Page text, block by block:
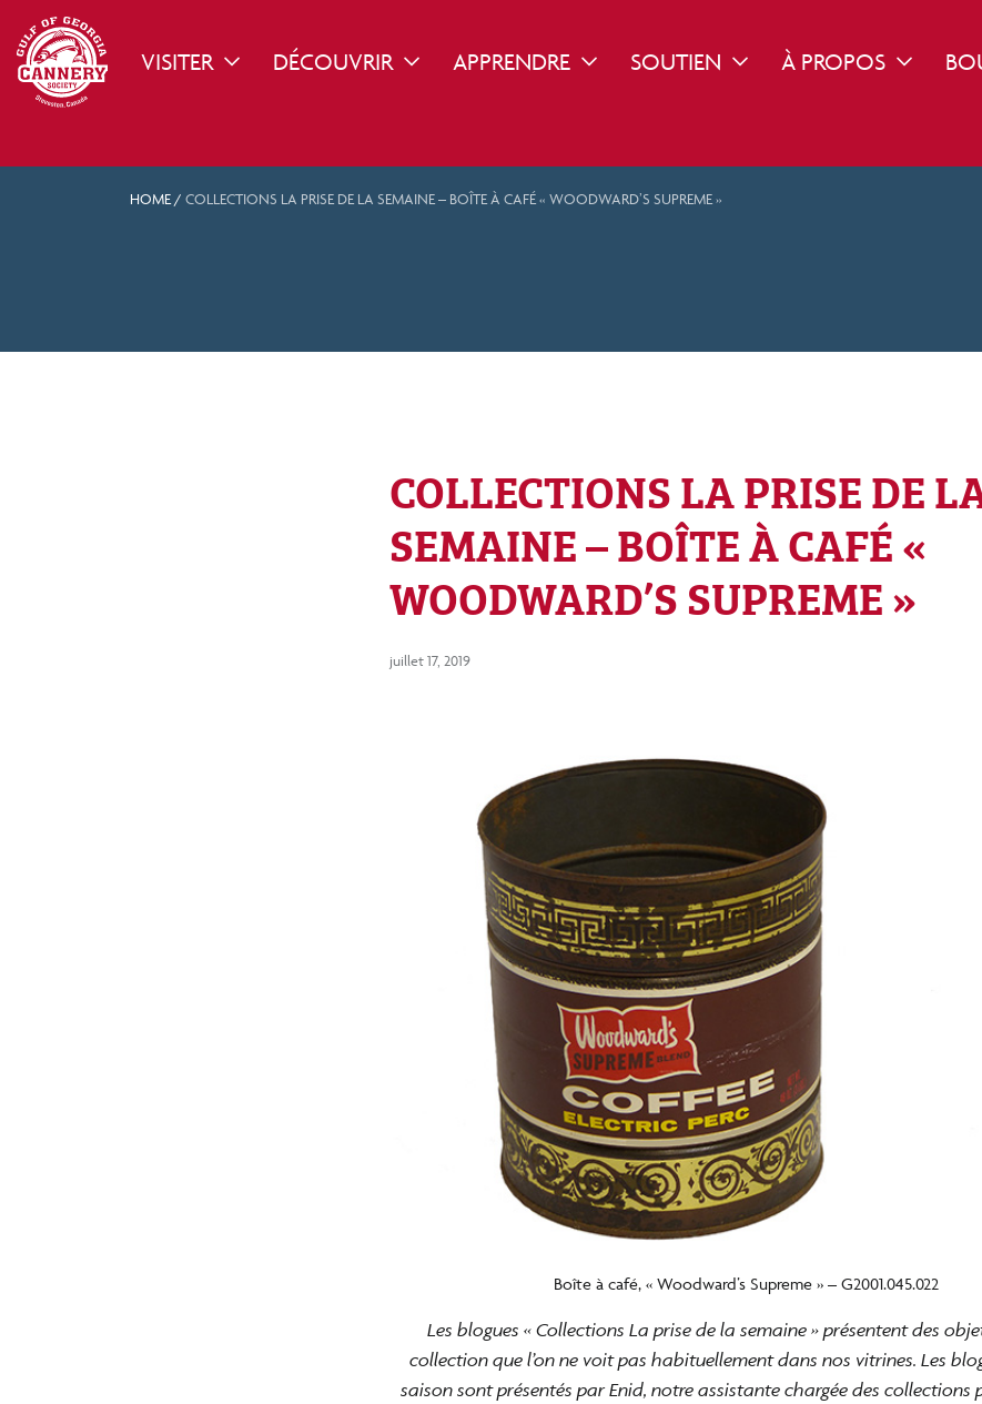
VISITER TOGGLE DROPDOWN
DÉCOUVRIR TOGGLE DROPDOWN
APPRENDRE TOGGLE DROPDOWN
SOUTIEN TOGGLE DROPDOWN
À PROPOS TOGGLE
HOME / COLLECTIONS LA PRISE DE LA SEMAINE – BOÎTE À CAFÉ « WOODWARD’S SUPREME »
COLLECTIONS LA PRISE DE
SEMAINE – BOÎTE À CAFÉ «
WOODWARD’S SUPREME »
juillet 17, 2019
Boîte à café, « Woodward’s Supreme » – G2001.045.022
Les blogues « Collections La prise de la semaine » présentent des
collection que l’on ne voit pas habituellement dans nos vitrines. Les
saison sont présentés par Enid, notre assistante chargée des collections